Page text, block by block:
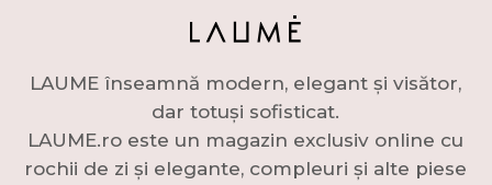
LAUME înseamnă modern, elegant și visător,
dar totuși sofisticat.
LAUME.ro este un magazin exclusiv online cu
rochii de zi și elegante, compleuri și alte piese